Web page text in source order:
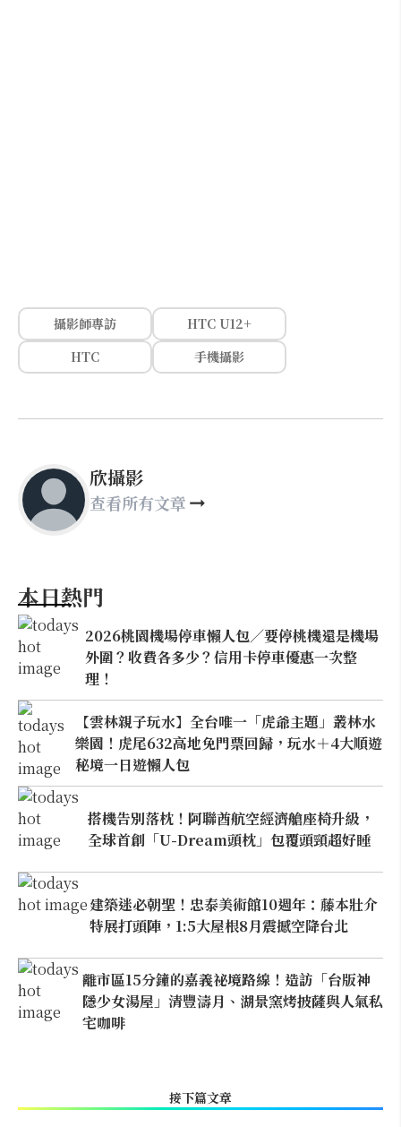
攝影師專訪
HTC U12+
HTC
手機攝影
欣攝影
查看所有文章
本日熱門
2026桃園機場停車懶人包／要停桃機還是機場
外圍？收費各多少？信用卡停車優惠一次整
理！
【雲林親子玩水】全台唯一「虎爺主題」叢林水
樂園！虎尾632高地免門票回歸，玩水＋4大順遊
秘境一日遊懶人包
搭機告別落枕！阿聯酋航空經濟艙座椅升級，
全球首創「U-Dream頭枕」包覆頭頸超好睡
建築迷必朝聖！忠泰美術館10週年：藤本壯介
特展打頭陣，1:5大屋根8月震撼空降台北
離市區15分鐘的嘉義祕境路線！造訪「台版神
隱少女湯屋」清豐濤月、湖景窯烤披薩與人氣私
宅咖啡
接下篇文章